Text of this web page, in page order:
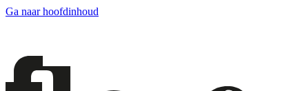
Ga naar hoofdinhoud